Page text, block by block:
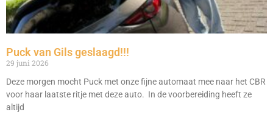
Puck van Gils geslaagd!!!
29 juni 2026
Deze morgen mocht Puck met onze fijne automaat mee naar het CBR
voor haar laatste ritje met deze auto. In de voorbereiding heeft ze
altijd